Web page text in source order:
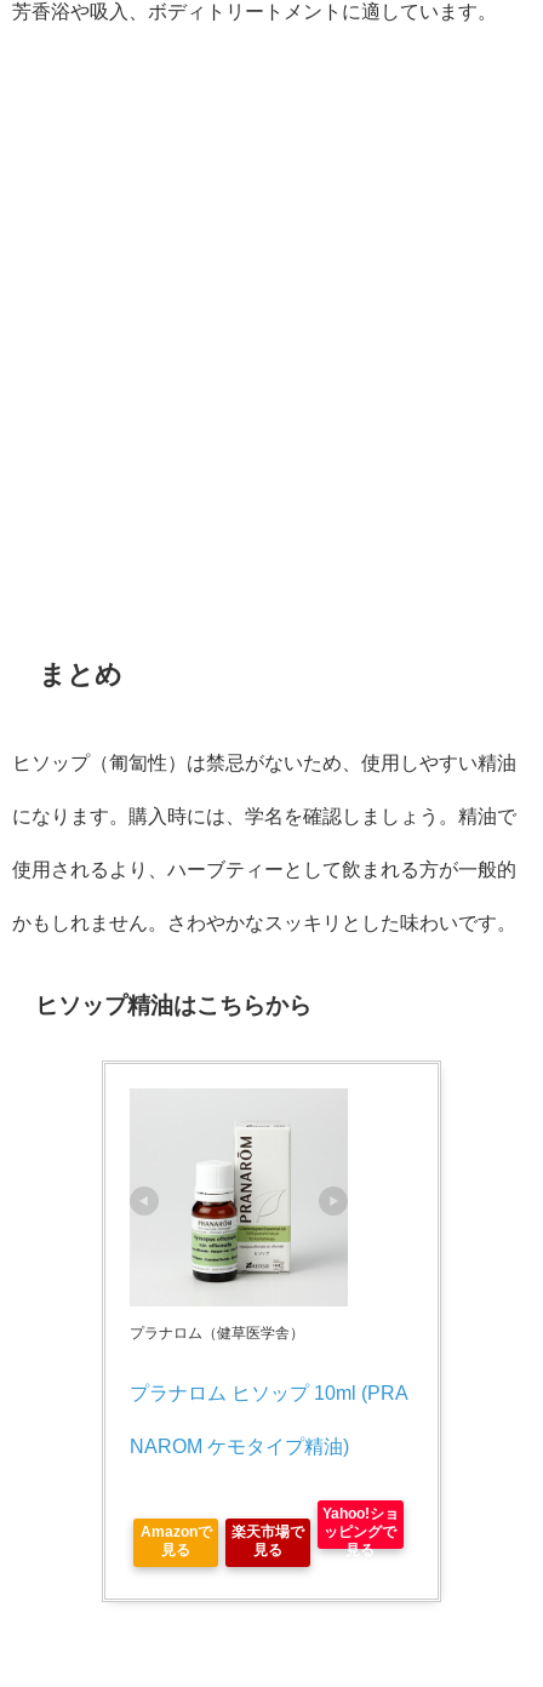
芳香浴や吸入、ボディトリートメントに適しています。
まとめ
ヒソップ（匍匐性）は禁忌がないため、使用しやすい精油
になります。購入時には、学名を確認しましょう。精油で
使用されるより、ハーブティーとして飲まれる方が一般的
かもしれません。さわやかなスッキリとした味わいです。
ヒソップ精油はこちらから
プラナロム（健草医学舎）
プラナロム ヒソップ 10ml (PRA
NAROM ケモタイプ精油)
Amazonで
見る
楽天市場で
見る
Yahoo!ショ
ッピングで
見る